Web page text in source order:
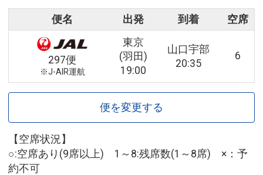
便名 出発 到着 空席
297便
※J-AIR運航
東京
(羽田)
19:00
山口宇部
20:35
6
便を変更する
【空席状況】
○:空席あり(9席以上) 1～8:残席数(1～8席) ×：予
約不可